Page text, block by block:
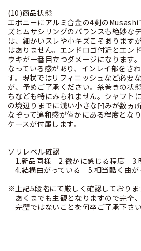
(10)商品状態
エボニーにアルミ合金の4剣のMusashi
ズとムサシリングのバランスも絶妙な
は、細かいスレや小キズこそあります
はありません。エンドロゴ付近とエン
ウキが一番目立つダメージになります
なっている感があり、インレイ部をさ
す。現状ではリフィニッシュなど必要
が、予めご了承ください。糸巻きの状
ちなども特にみられません。シャフト
の境辺りまでに浅い小さな凹みが数ヵ
なぞって違和感が僅かにある程度とな
ケースが付属します。
ソリレベル確認
1.新品同様 2.微かに感じる程度 3.
4.結構曲がっている 5.相当酷く曲が
※上記5段階にて厳しく確認しておりま
あくまでも主観となりますので完全、
完璧ではないことを何卒ご了承下さい